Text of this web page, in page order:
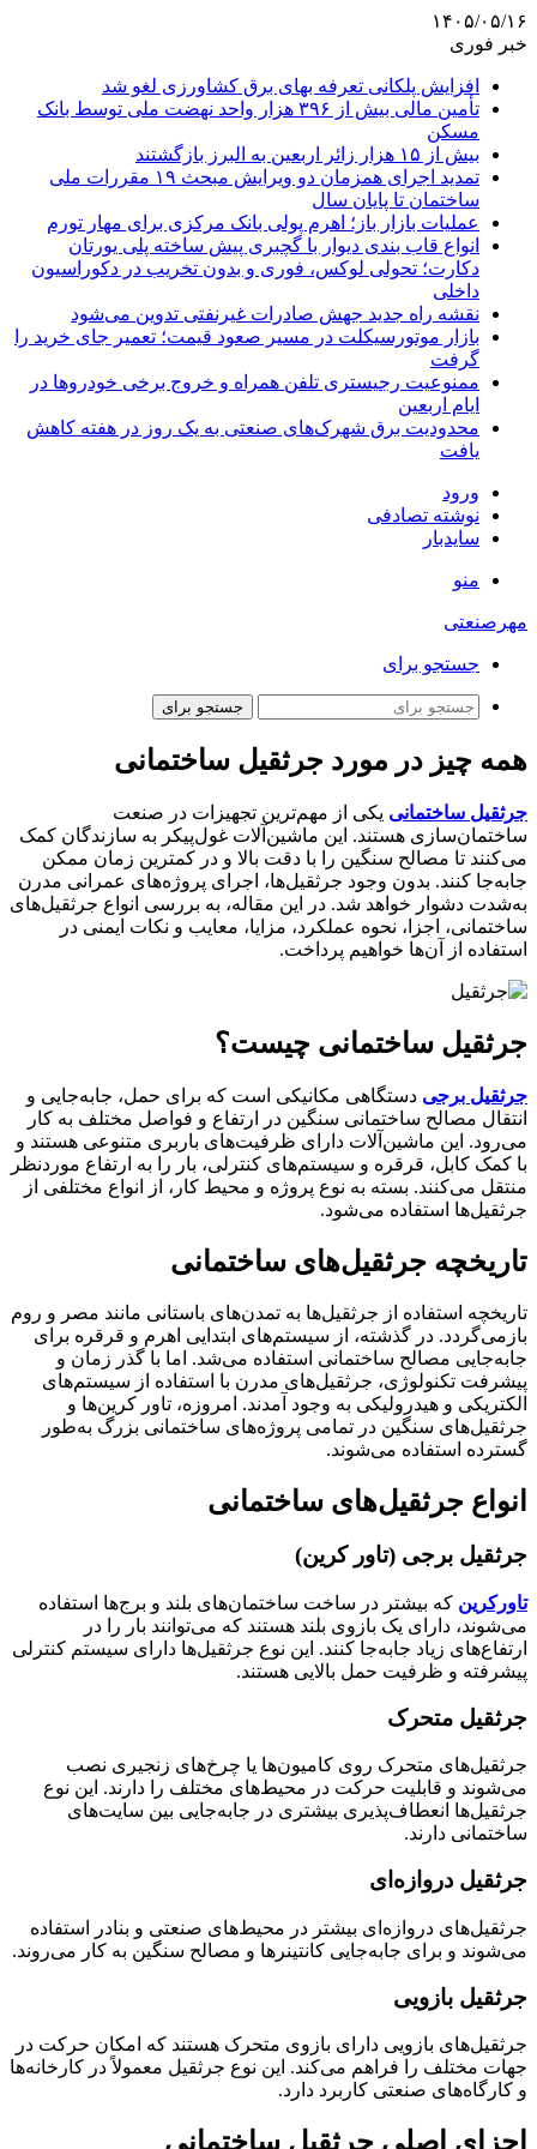
۱۴۰۵/۰۵/۱۶
خبر فوری
افزایش پلکانی تعرفه بهای برق کشاورزی لغو شد
تأمین مالی بیش از ۳۹۶ هزار واحد نهضت ملی توسط بانک
مسکن
بیش از ۱۵ هزار زائر اربعین به البرز بازگشتند
تمدید اجرای همزمان دو ویرایش مبحث ۱۹ مقررات ملی
ساختمان تا پایان سال
عملیات بازار باز؛ اهرم پولی بانک مرکزی برای مهار تورم
انواع قاب بندی دیوار با گچبری پیش ساخته پلی یورتان
دکارت؛ تحولی لوکس، فوری و بدون تخریب در دکوراسیون
داخلی
نقشه راه جدید جهش صادرات غیرنفتی تدوین می‌شود
بازار موتورسیکلت در مسیر صعود قیمت؛ تعمیر جای خرید را
گرفت
ممنوعیت رجیستری تلفن همراه و خروج برخی خودروها در
ایام اربعین
محدودیت برق شهرک‌های صنعتی به یک روز در هفته کاهش
یافت
ورود
نوشته تصادفی
سایدبار
منو
مهرصنعتی
جستجو برای
جستجو برای
همه چیز در مورد جرثقیل ساختمانی
جرثقیل‌ ساختمانی یکی از مهم‌ترین تجهیزات در صنعت
ساختمان‌سازی هستند. این ماشین‌آلات غول‌پیکر به سازندگان کمک
می‌کنند تا مصالح سنگین را با دقت بالا و در کمترین زمان ممکن
جابه‌جا کنند. بدون وجود جرثقیل‌ها، اجرای پروژه‌های عمرانی مدرن
به‌شدت دشوار خواهد شد. در این مقاله، به بررسی انواع جرثقیل‌های
ساختمانی، اجزا، نحوه عملکرد، مزایا، معایب و نکات ایمنی در
استفاده از آن‌ها خواهیم پرداخت.
جرثقیل ساختمانی چیست؟
جرثقیل برجی دستگاهی مکانیکی است که برای حمل، جابه‌جایی و
انتقال مصالح ساختمانی سنگین در ارتفاع و فواصل مختلف به کار
می‌رود. این ماشین‌آلات دارای ظرفیت‌های باربری متنوعی هستند و
با کمک کابل، قرقره و سیستم‌های کنترلی، بار را به ارتفاع موردنظر
منتقل می‌کنند. بسته به نوع پروژه و محیط کار، از انواع مختلفی از
جرثقیل‌ها استفاده می‌شود.
تاریخچه جرثقیل‌های ساختمانی
تاریخچه استفاده از جرثقیل‌ها به تمدن‌های باستانی مانند مصر و روم
بازمی‌گردد. در گذشته، از سیستم‌های ابتدایی اهرم و قرقره برای
جابه‌جایی مصالح ساختمانی استفاده می‌شد. اما با گذر زمان و
پیشرفت تکنولوژی، جرثقیل‌های مدرن با استفاده از سیستم‌های
الکتریکی و هیدرولیکی به وجود آمدند. امروزه، تاور کرین‌ها و
جرثقیل‌های سنگین در تمامی پروژه‌های ساختمانی بزرگ به‌طور
گسترده استفاده می‌شوند.
انواع جرثقیل‌های ساختمانی
جرثقیل برجی (تاور کرین)
تاورکرین که بیشتر در ساخت ساختمان‌های بلند و برج‌ها استفاده
می‌شوند، دارای یک بازوی بلند هستند که می‌توانند بار را در
ارتفاع‌های زیاد جابه‌جا کنند. این نوع جرثقیل‌ها دارای سیستم کنترلی
پیشرفته و ظرفیت حمل بالایی هستند.
جرثقیل متحرک
جرثقیل‌های متحرک روی کامیون‌ها یا چرخ‌های زنجیری نصب
می‌شوند و قابلیت حرکت در محیط‌های مختلف را دارند. این نوع
جرثقیل‌ها انعطاف‌پذیری بیشتری در جابه‌جایی بین سایت‌های
ساختمانی دارند.
جرثقیل دروازه‌ای
جرثقیل‌های دروازه‌ای بیشتر در محیط‌های صنعتی و بنادر استفاده
می‌شوند و برای جابه‌جایی کانتینرها و مصالح سنگین به کار می‌روند.
جرثقیل بازویی
جرثقیل‌های بازویی دارای بازوی متحرک هستند که امکان حرکت در
جهات مختلف را فراهم می‌کند. این نوع جرثقیل معمولاً در کارخانه‌ها
و کارگاه‌های صنعتی کاربرد دارد.
اجزای اصلی جرثقیل ساختمانی